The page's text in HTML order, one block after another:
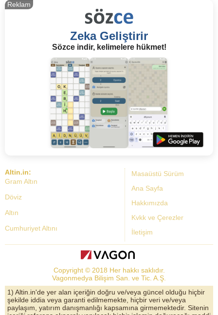
Zeka Geliştirir
Sözce indir, kelimelere hükmet!
Reklam
Masaüstü Sürüm
Ana Sayfa
Hakkımızda
Kvkk ve Çerezler
İletişim
Altin.in:
Gram Altın
Döviz
Altın
Cumhuriyet Altını
Dolar Kuru
Altın Yorumları
Döviz Kurları
Copyright © 2018 Her hakkı saklıdır.
Vagonmedya Bilişim San. ve Tic. A.Ş.
1) Altin.in'de yer alan içeriğin doğru ve/veya güncel olduğu hiçbir
şekilde iddia veya garanti edilmemekte, hiçbir veri ve/veya
paylaşım, yatırım danışmanlığı kapsamına girmemektedir. Sitenin